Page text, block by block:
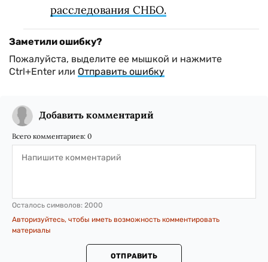
расследования СНБО.
Заметили ошибку?
Пожалуйста, выделите ее мышкой и нажмите
Ctrl+Enter или Отправить ошибку
Добавить комментарий
Всего комментариев: 0
Осталось символов: 2000
Авторизуйтесь, чтобы иметь возможность комментировать
материалы
ОТПРАВИТЬ